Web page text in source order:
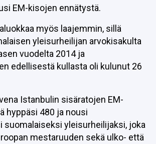
EM-kisojen ennätystä.
myös laajemmin, sillä
yleisurheilijan arvokisakulta
vuodelta 2014 ja
edellisestä kullasta oli kulunut 26
Istanbulin sisäratojen EM-
hyppäsi 480 ja nousi
suomalaiseksi yleisurheilijaksi, joka
mestaruuden sekä ulko- että